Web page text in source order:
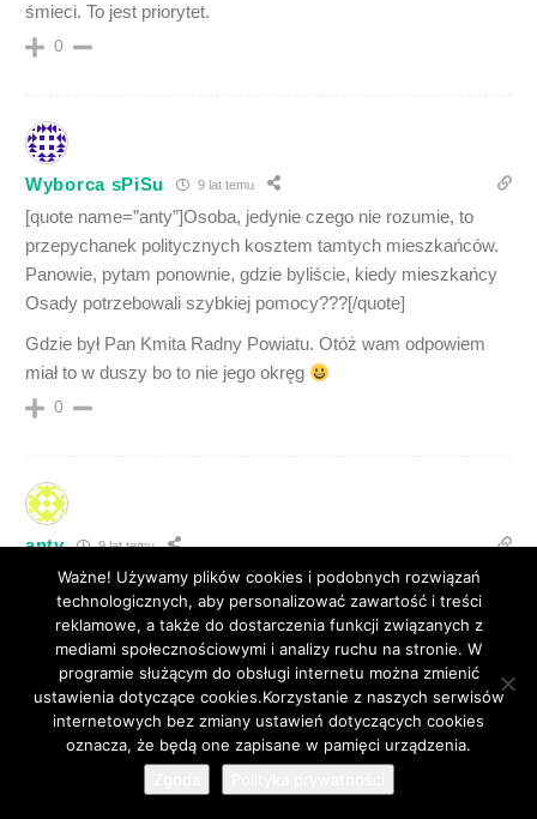
śmieci. To jest priorytet.
0
Wyborca sPiSu 9 lat temu
[quote name=”anty”]Osoba, jedynie czego nie rozumie, to
przepychanek politycznych kosztem tamtych mieszkańców.
Panowie, pytam ponownie, gdzie byliście, kiedy mieszkańcy
Osady potrzebowali szybkiej pomocy???[/quote]
Gdzie był Pan Kmita Radny Powiatu. Otóż wam odpowiem
miał to w duszy bo to nie jego okręg
0
anty 9 lat temu
Do Minogi, no właśnie widać kto jest zaangażowany
politycznie, rozlałeś swoje pisowskie poglądy na skalę
krajową, co nie chcesz już bronić mieszkańców Osady?
Każdy temat jest dobry, by szerzyć propagandę, ale wy tak
lubicie, wiemy….żal mi cię normalnie.
0
Ważne! Używamy plików cookies i podobnych rozwiązań
technologicznych, aby personalizować zawartość i treści
reklamowe, a także do dostarczenia funkcji związanych z
mediami społecznościowymi i analizy ruchu na stronie. W
programie służącym do obsługi internetu można zmienić
ustawienia dotyczące cookies.Korzystanie z naszych serwisów
internetowych bez zmiany ustawień dotyczących cookies
oznacza, że będą one zapisane w pamięci urządzenia.